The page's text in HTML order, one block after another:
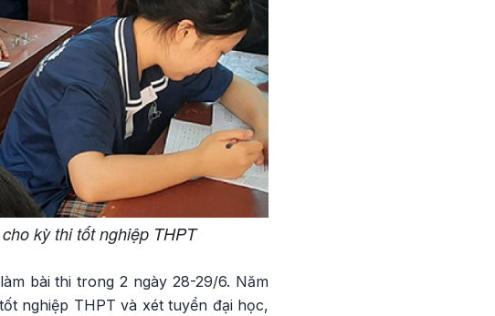
kỳ thi tốt nghiệp THPT
bài thi trong 2 ngày 28-29/6. Năm
nghiệp THPT và xét tuyển đại học,